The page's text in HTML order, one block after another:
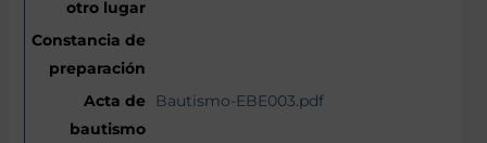
Bautismo-EBE003.pdf